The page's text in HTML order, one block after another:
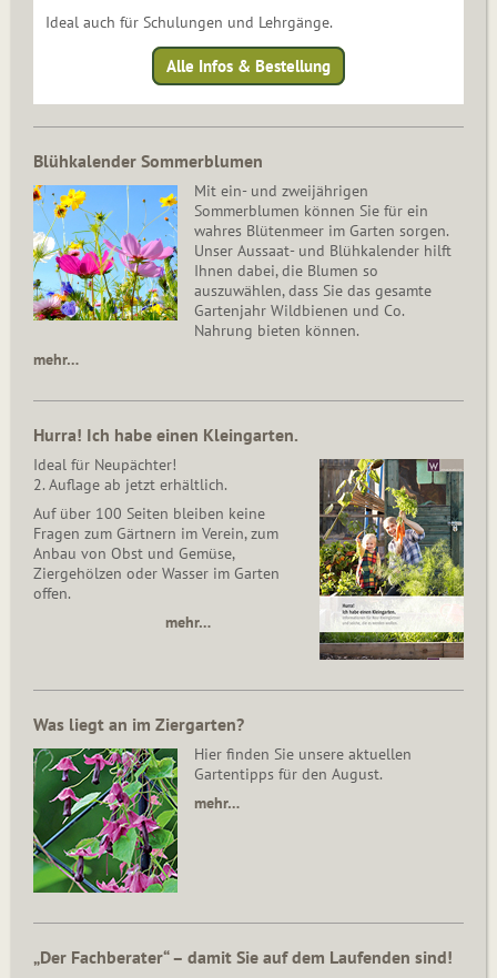
Ideal auch für Schulungen und Lehrgänge.
Alle Infos & Bestellung
Blühkalender Sommerblumen
Mit ein- und zweijährigen
Sommerblumen können Sie für ein
wahres Blütenmeer im Garten sorgen.
Unser Aussaat- und Blühkalender hilft
Ihnen dabei, die Blumen so
auszuwählen, dass Sie das gesamte
Gartenjahr Wildbienen und Co.
Nahrung bieten können.
mehr…
Hurra! Ich habe einen Kleingarten.
Ideal für Neupächter!
2. Auflage ab jetzt erhältlich.
Auf über 100 Seiten bleiben keine
Fragen zum Gärtnern im Verein, zum
Anbau von Obst und Gemüse,
Ziergehölzen oder Wasser im Garten
offen.
mehr…
Was liegt an im Ziergarten?
Hier finden Sie unsere aktuellen
Gartentipps für den August.
mehr…
„Der Fachberater“ – damit Sie auf dem Laufenden sind!